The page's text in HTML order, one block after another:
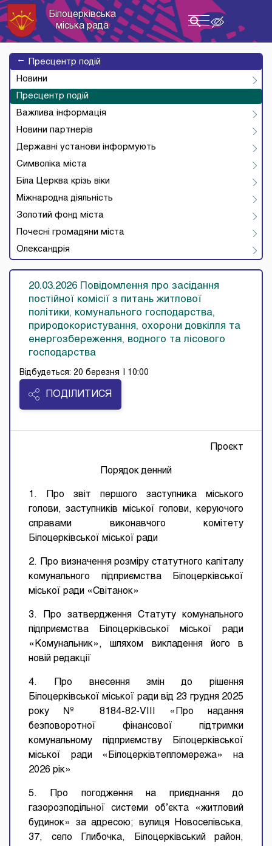
Toggle
navigation
Білоцерківська
міська рада
→
Пресцентр подій
Новини
Пресцентр подій
Важлива інформація
Новини партнерів
Державні установи інформують
Символіка міста
Біла Церква крізь віки
Міжнародна діяльність
Золотий фонд міста
Почесні громадяни міста
Олександрія
20.03.2026 Повідомлення про засідання
постійної комісії з питань житлової
політики, комунального господарства,
природокористування, охорони довкілля та
енергозбереження, водного та лісового
господарства
Відбудеться: 20 березня | 10:00
ПОДІЛИТИСЯ
Проєкт
Порядок денний
1. Про звіт першого заступника міського
голови, заступників міської голови, керуючого
справами виконавчого комітету
Білоцерківської міської ради
2. Про визначення розміру статутного капіталу
комунального підприємства Білоцерківської
міської ради «Світанок»
3. Про затвердження Статуту комунального
підприємства Білоцерківської міської ради
«Комунальник», шляхом викладення його в
новій редакції
4. Про внесення змін до рішення
Білоцерківської міської ради від 23 грудня 2025
року № 8184-82-VIII «Про надання
безповоротної фінансової підтримки
комунальному підприємству Білоцерківської
міської ради «Білоцерківтепломережа» на
2026 рік»
5. Про погодження на приєднання до
газорозподільної системи об’єкта «житловий
будинок» за адресою; вулиця Новоселівська,
37, село Глибочка, Білоцерківський район,